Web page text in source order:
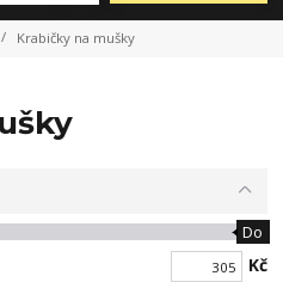
Krabičky na mušky
Do
Kč